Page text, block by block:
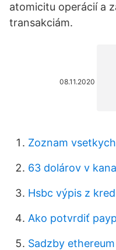
atomicitu operácií a
transakciám.
08.11.2020
Zoznam
63 dolárov v
Hsbc výpis z
Ako potvrdiť
Sadzby ethereum